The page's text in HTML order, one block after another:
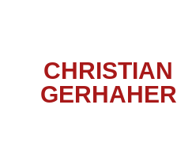
CHRISTIAN
GERHAHER